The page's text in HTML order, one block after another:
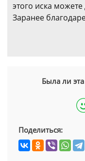
этого иска можете
Заранее
Была ли
Поделиться: